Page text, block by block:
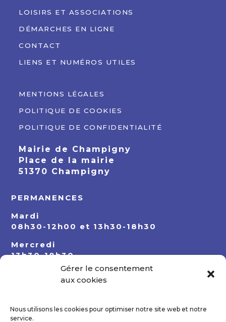
Gérer le consentement
aux cookies
Nous utilisons les cookies pour optimiser notre site web et notre
service.
LOISIRS ET ASSOCIATIONS
DÉMARCHES EN LIGNE
CONTACT
LIENS ET NUMÉROS UTILES
MENTIONS LÉGALES
POLITIQUE DE COOKIES
POLITIQUE DE CONFIDENTIALITÉ
Mairie de Champigny
Place de la mairie
51370 Champigny
PERMANENCES
Mardi
08h30-12h00 et 13h30-18h30
Mercredi
13h30-18h30
08h30-12h00 et 13h30-18h30